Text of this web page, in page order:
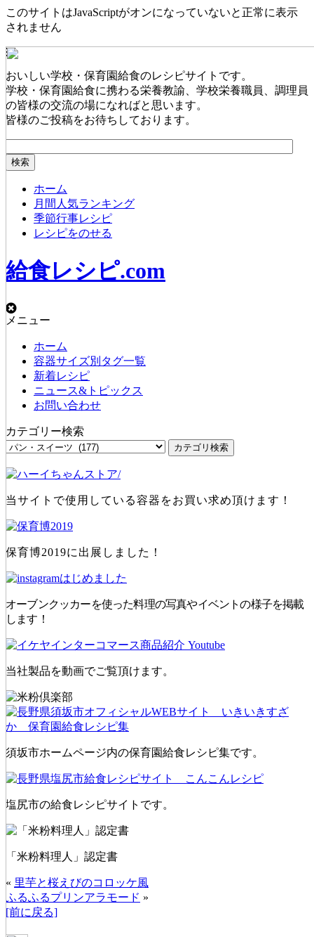
このサイトはJavaScriptがオンになっていないと正常に表示
されません
おいしい学校・保育園給食のレシピサイトです。
学校・保育園給食に携わる栄養教諭、学校栄養職員、調理員
の皆様の交流の場になればと思います。
皆様のご投稿をお待ちしております。
ホーム
月間人気ランキング
季節行事レシピ
レシピをのせる
給食レシピ.com
メニュー
ホーム
容器サイズ別タグ一覧
新着レシピ
ニュース&トピックス
お問い合わせ
カテゴリー検索
当サイトで使用している容器をお買い求め頂けます！
保育博2019に出展しました！
オーブンクッカーを使った料理の写真やイベントの様子を掲載
します！
当社製品を動画でご覧頂けます。
須坂市ホームページ内の保育園給食レシピ集です。
塩尻市の給食レシピサイトです。
「米粉料理人」認定書
« 里芋と桜えびのコロッケ風
ふるふるプリンアラモード »
[前に戻る]